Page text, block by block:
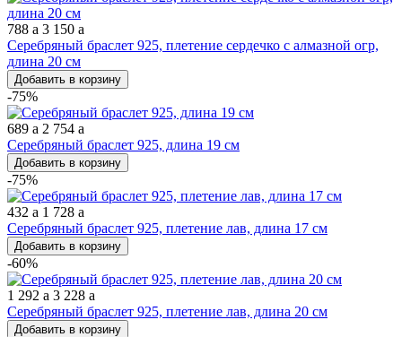
788 a 3 150 a
Серебряный браслет 925, плетение сердечко с алмазной огр,
длина 20 см
Добавить в корзину
-75%
689 a 2 754 a
Серебряный браслет 925, длина 19 см
Добавить в корзину
-75%
432 a 1 728 a
Серебряный браслет 925, плетение лав, длина 17 см
Добавить в корзину
-60%
1 292 a 3 228 a
Серебряный браслет 925, плетение лав, длина 20 см
Добавить в корзину